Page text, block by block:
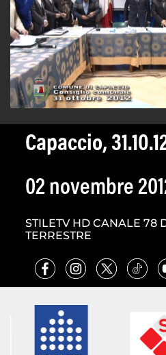
Capaccio,
02 novembre
STILETV HD CANALE 78
TERRESTRE